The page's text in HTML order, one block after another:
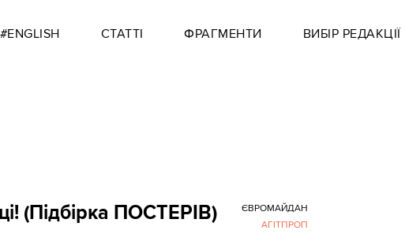
#ENGLISH СТАТТІ ФРАГМЕНТИ ВИБІР РЕДАКЦІЇ
(Підбірка ПОСТЕРІВ)
ЄВРОМАЙДАН
АГІТПРОП